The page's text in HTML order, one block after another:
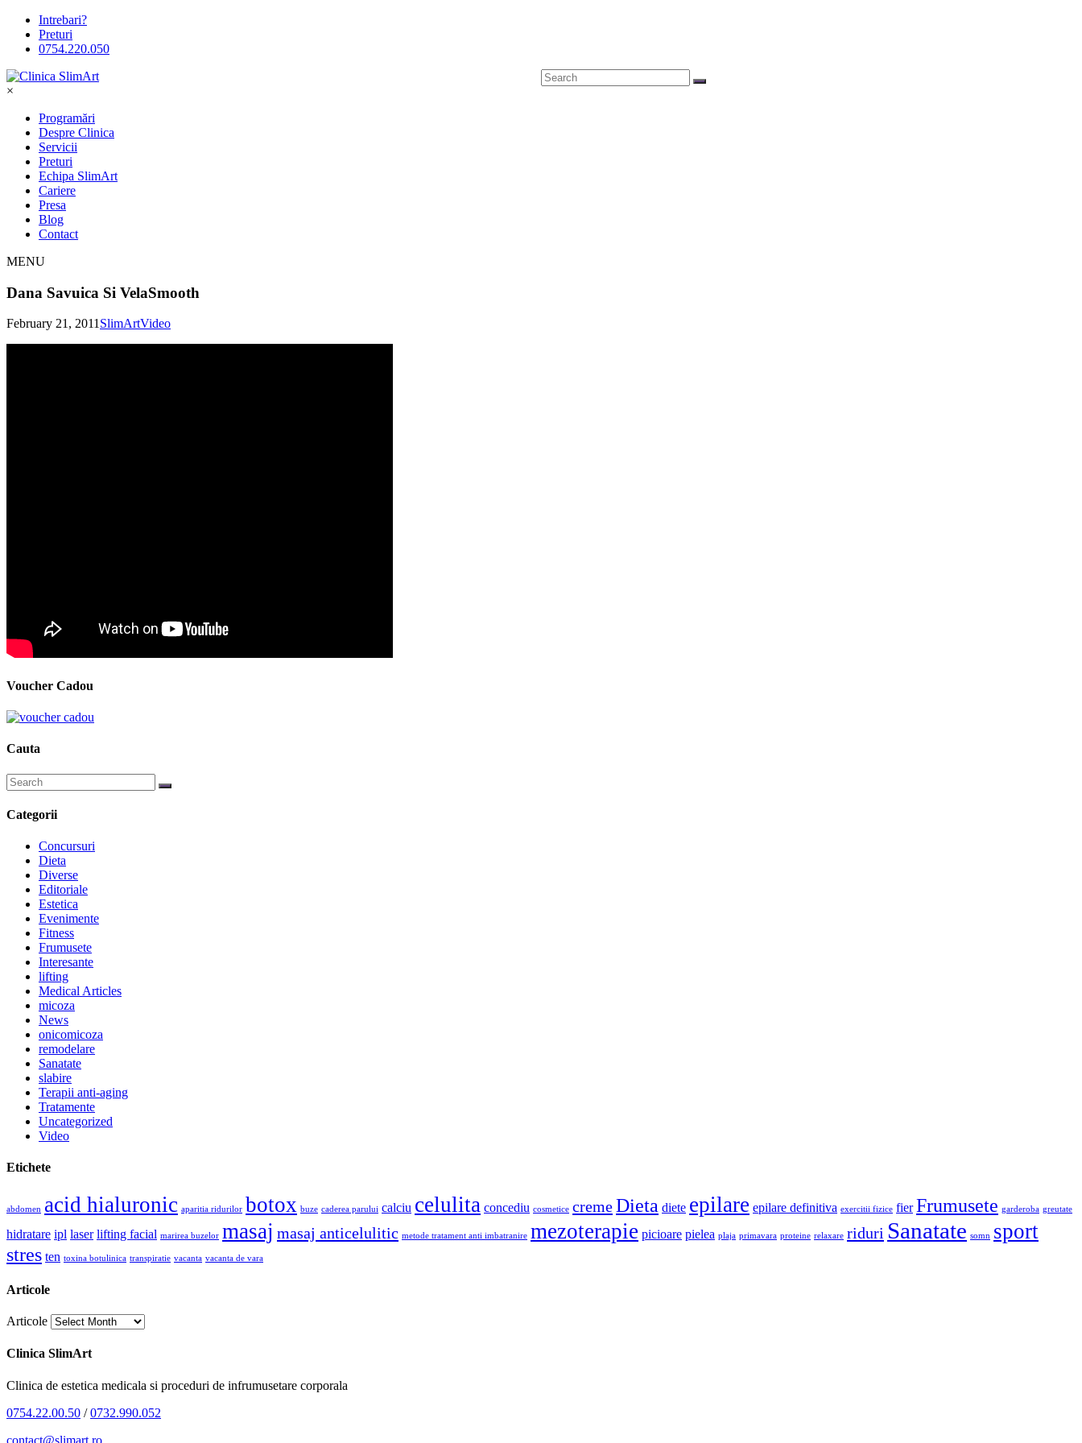
Intrebari?
Preturi
0754.220.050
×
Programări
Despre Clinica
Servicii
Preturi
Echipa SlimArt
Cariere
Presa
Blog
Contact
MENU
Dana Savuica Si VelaSmooth
February 21, 2011SlimArtVideo
Voucher Cadou
Cauta
Categorii
Concursuri
Dieta
Diverse
Editoriale
Estetica
Evenimente
Fitness
Frumusete
Interesante
lifting
Medical Articles
micoza
News
onicomicoza
remodelare
Sanatate
slabire
Terapii anti-aging
Tratamente
Uncategorized
Video
Etichete
abdomen acid hialuronic aparitia ridurilor botox buze caderea parului calciu celulita concediu cosmetice cremeDieta diete epilare epilare definitiva exercitii fizice fier Frumusete garderoba greutate
hidratare ipl laser lifting facial marirea buzelor masaj masaj anticelulitic metode tratament anti imbatranire mezoterapie picioare pielea plaja primavara proteine relaxare riduri Sanatate somn sport
stres ten toxina botulinica transpiratie vacanta vacanta de vara
Articole
Articole
Clinica SlimArt
Clinica de estetica medicala si proceduri de infrumusetare corporala
0754.22.00.50 /0732.990.052
contact@slimart.ro